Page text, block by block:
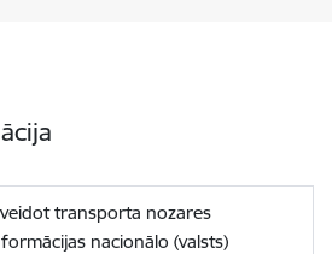
transporta nozares
nacionālo (valsts)